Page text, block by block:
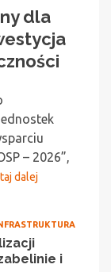
dla
– 2026”,
dalej
i